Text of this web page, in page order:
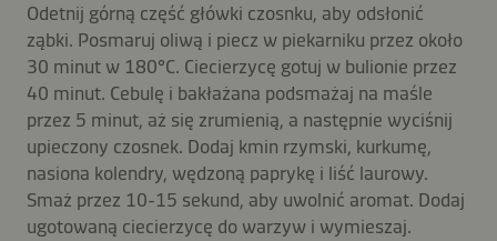
Odetnij górną część główki czosnku, aby odsłonić
ząbki. Posmaruj oliwą i piecz w piekarniku przez około
30 minut w 180°C. Ciecierzycę gotuj w bulionie przez
40 minut. Cebulę i bakłażana podsmażaj na maśle
przez 5 minut, aż się zrumienią, a następnie wyciśnij
upieczony czosnek. Dodaj kmin rzymski, kurkumę,
nasiona kolendry, wędzoną paprykę i liść laurowy.
Smaż przez 10-15 sekund, aby uwolnić aromat. Dodaj
ugotowaną ciecierzycę do warzyw i wymieszaj.